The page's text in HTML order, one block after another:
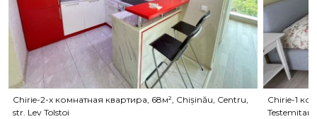
Chirie-2-х комнатная квартира, 68м², Chișinău, Centru,
str. Lev Tolstoi
Chirie-1